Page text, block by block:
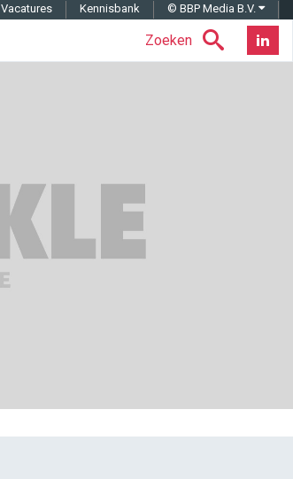
Zoeken
Vacatures Kennisbank © BBP Media B.V.